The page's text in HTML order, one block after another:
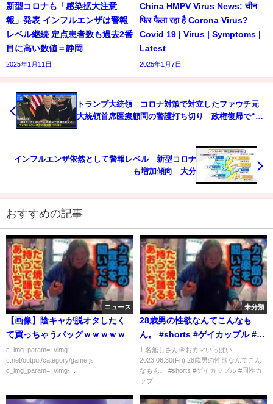
新型コロナも「感染拡大注意
報」発表 インフルエンザは警報
レベル継続 定点患者数も過去2番
目に高い数値＝静岡
2025年1月11日
China HMPV Virus News: चीन
फिर फैला रहा है Corona Virus?
Covid 19 | Virus | Symptoms |
Latest
2025年1月7日
トランプ大統領 コロナ対策で対立したファウチ元
大統領首席医療顧問の警護打ち切り 政権復帰で“政
インフルエンザ依然として警報レベル 新型コロナ
も増加傾向 大分
おすすめの記事
ニュース
【画像】陰キャが脱オタしたく
て買っちゃうバッグｗｗｗｗｗ
c_img_param=; //img-
c.net/output/category/game.js
c_img_param=; //img-...
未分類
28歳男の性欲なんてこんなも
ん。 #shorts #ゲイカップル #同
性カップル
1:名無しさん＠おカマいっぱい
2023.06.30(Fri) 28歳男の性欲なんてこん
なもん。 #shorts #ゲイカップル #同性カ
ップ...